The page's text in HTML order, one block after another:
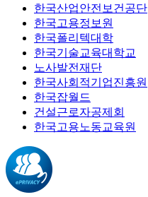
한국산업안전보건공단
한국고용정보원
한국폴리텍대학
한국기술교육대학교
노사발전재단
한국사회적기업진흥원
한국잡월드
건설근로자공제회
한국고용노동교육원